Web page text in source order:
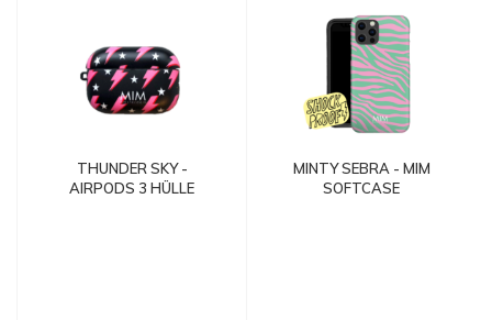
THUNDER SKY -
AIRPODS 3 HÜLLE
MINTY SEBRA - MIM
SOFTCASE